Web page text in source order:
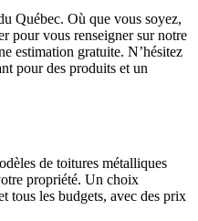
Québec. Où que vous soyez,
pour vous renseigner sur notre
estimation gratuite. N’hésitez
pour des produits et un
de toitures métalliques
propriété. Un choix
tous les budgets, avec des prix